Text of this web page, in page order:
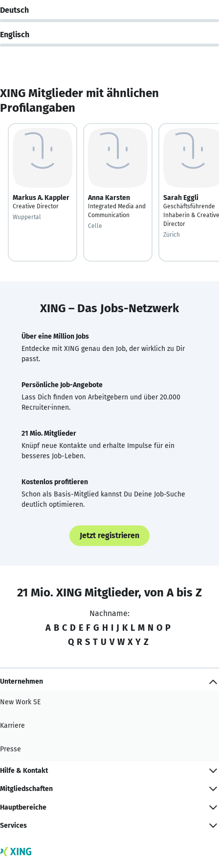
Deutsch
Englisch
XING Mitglieder mit ähnlichen
Profilangaben
Markus A. Kappler
Creative Director
Wuppertal
Anna Karsten
Integrated Media and
Communication
Celle
Sarah Eggli
Geschäftsführende
Inhaberin & Creative
Director
Zürich
XING – Das Jobs-Netzwerk
Über eine Million Jobs
Entdecke mit XING genau den Job, der wirklich zu Dir
passt.
Persönliche Job-Angebote
Lass Dich finden von Arbeitgebern und über 20.000
Recruiter·innen.
21 Mio. Mitglieder
Knüpf neue Kontakte und erhalte Impulse für ein
besseres Job-Leben.
Kostenlos profitieren
Schon als Basis-Mitglied kannst Du Deine Job-Suche
deutlich optimieren.
Jetzt registrieren
21 Mio. XING Mitglieder, von A bis Z
Nachname:
A B C D E F G H I J K L M N O P
Q R S T U V W X Y Z
Unternehmen
New Work SE
Karriere
Presse
Hilfe & Kontakt
Mitgliedschaften
Hauptbereiche
Services